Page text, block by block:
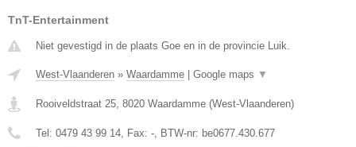
TnT-Entertainment
Niet gevestigd in de plaats Goe en in de provincie Luik.
West-Vlaanderen » Waardamme Google maps ▼
Rooiveldstraat 25, 8020 Waardamme (West-Vlaanderen)
Tel: 0479 43 99 14, Fax: -, BTW-nr: be0677.430.677